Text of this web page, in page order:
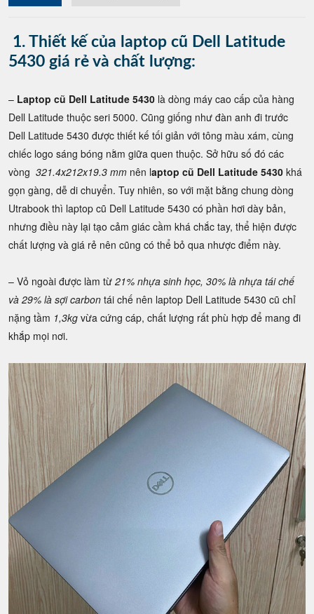
1. Thiết kế của laptop cũ Dell Latitude
5430 giá rẻ và chất lượng:
– Laptop cũ Dell Latitude 5430 là dòng máy cao cấp của hàng
Dell Latitude thuộc seri 5000. Cũng giống như đàn anh đi trước
Dell Latitude 5430 được thiết kế tối giản với tông màu xám, cùng
chiếc logo sáng bóng nằm giữa quen thuộc. Sở hữu số đó các
vòng 321.4x212x19.3 mm nên laptop cũ Dell Latitude 5430 khá
gọn gàng, dễ di chuyển. Tuy nhiên, so với mặt bằng chung dòng
Utrabook thì laptop cũ Dell Latitude 5430 có phần hơi dày bản,
nhưng điều này lại tạo cảm giác cầm khá chắc tay, thể hiện được
chất lượng và giá rẻ nên cũng có thể bỏ qua nhược điểm này.
– Vỏ ngoài được làm từ 21% nhựa sinh học, 30% là nhựa tái chế
và 29% là sợi carbon tái chế nên laptop Dell Latitude 5430 cũ chỉ
nặng tầm 1,3kg vừa cứng cáp, chất lượng rất phù hợp để mang đi
khắp mọi nơi.